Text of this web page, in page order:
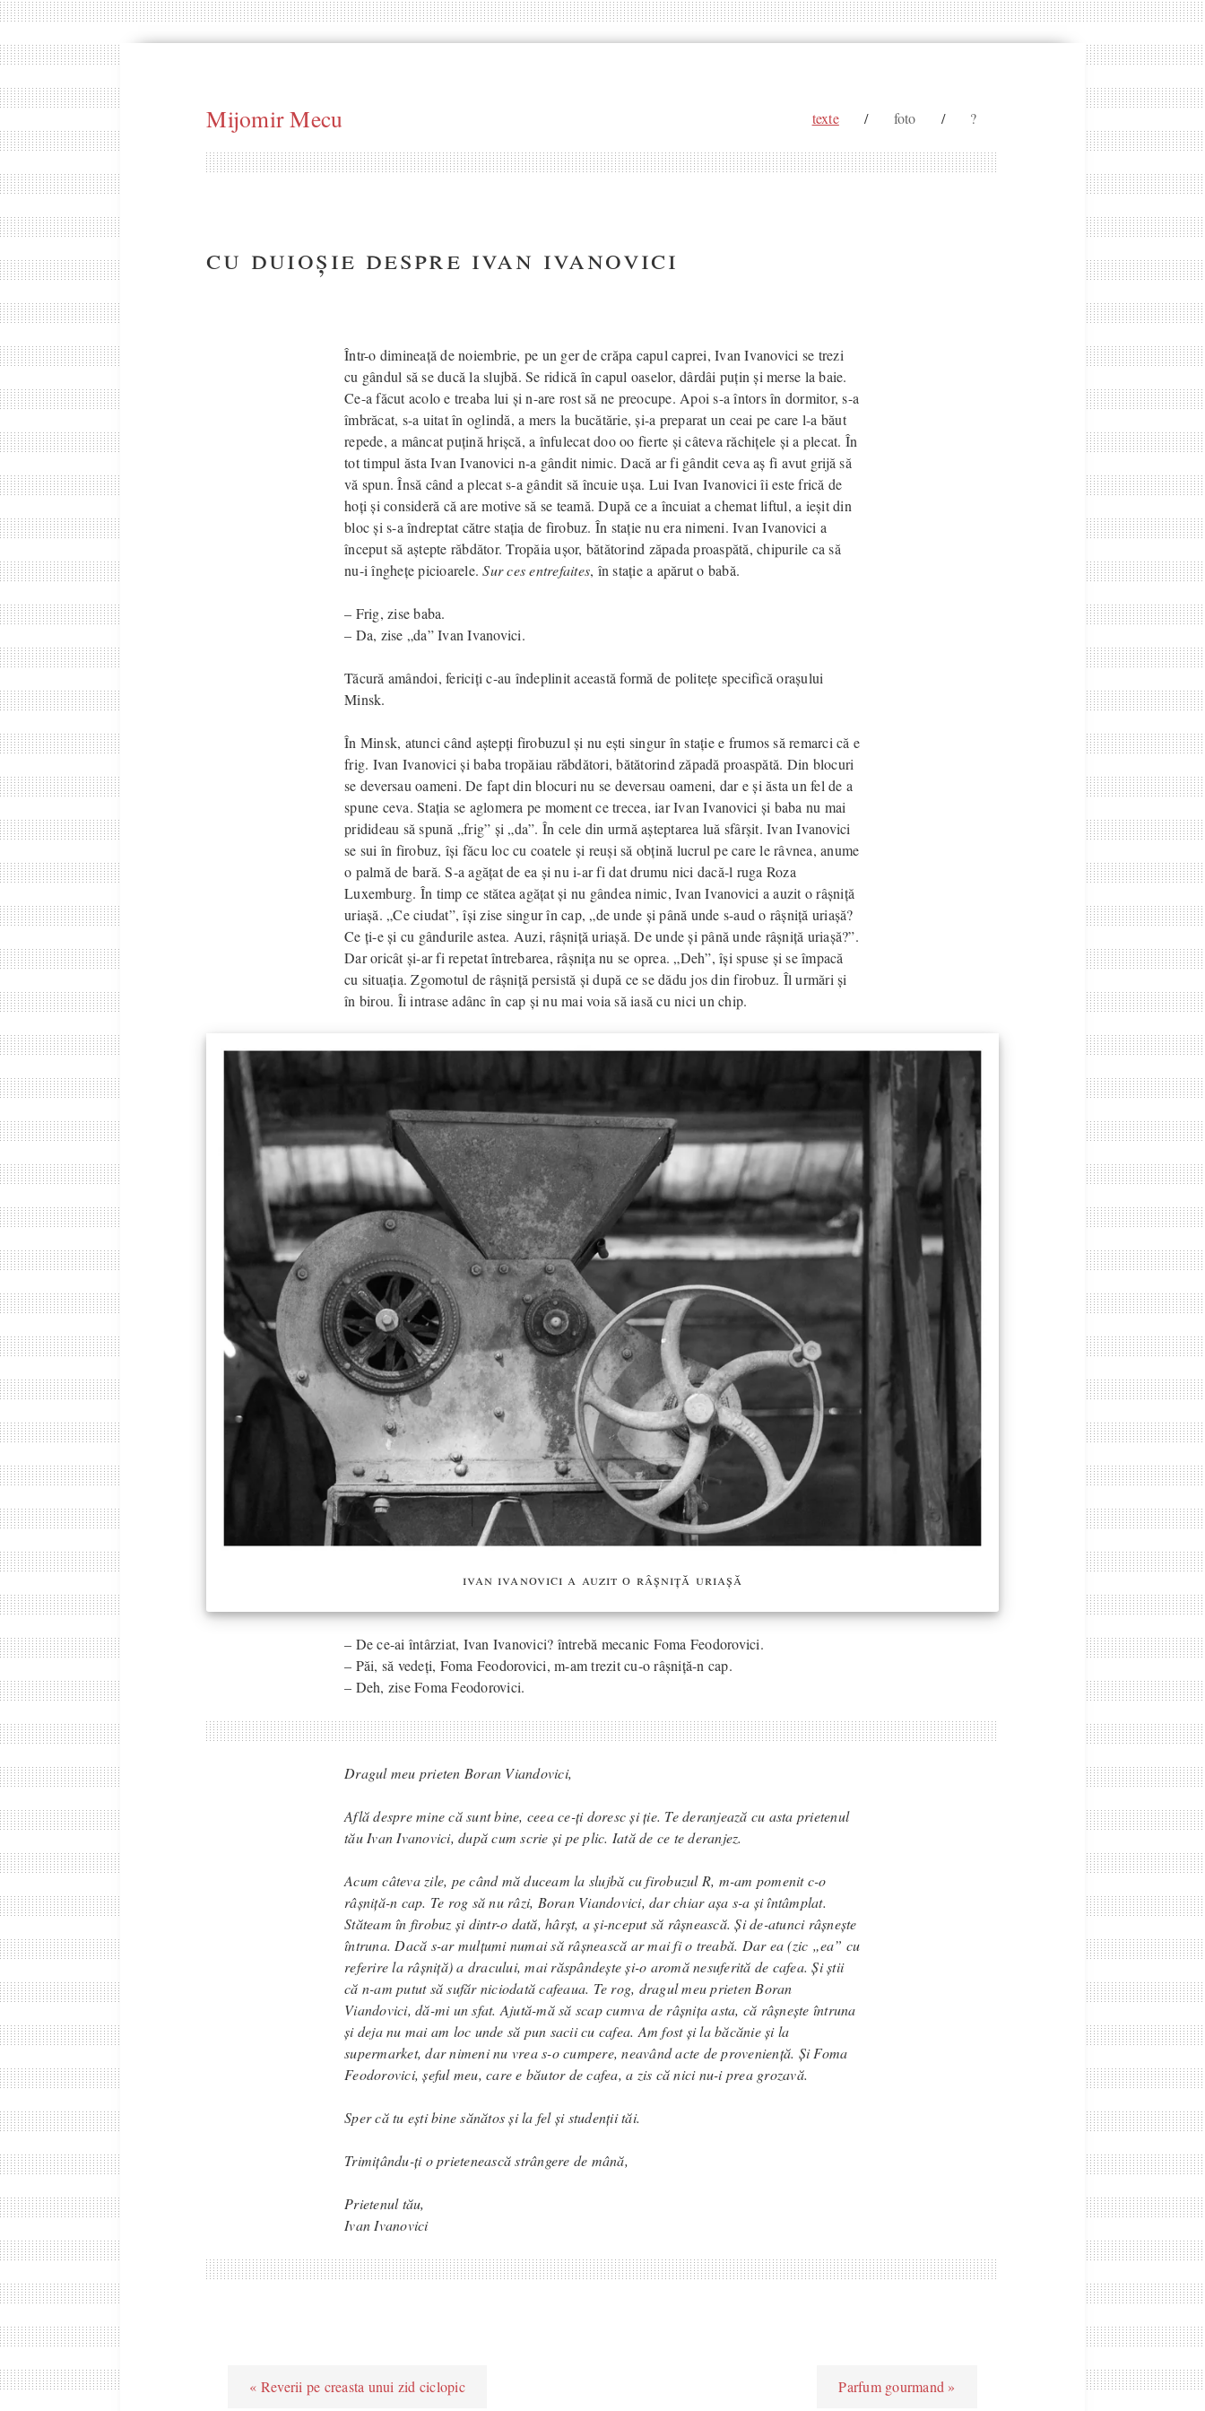
Mijomir Mecu texte / foto / ?
cu duioșie despre ivan ivanovici
Într-o dimineață de noiembrie, pe un ger de crăpa capul caprei, Ivan Ivanovici se trezi
cu gândul să se ducă la slujbă. Se ridică în capul oaselor, dârdâi puțin și merse la baie.
Ce-a făcut acolo e treaba lui și n-are rost să ne preocupe. Apoi s-a întors în dormitor, s-a
îmbrăcat, s-a uitat în oglindă, a mers la bucătărie, și-a preparat un ceai pe care l-a băut
repede, a mâncat puțină hrișcă, a înfulecat doo oo fierte și câteva răchițele și a plecat. În
tot timpul ăsta Ivan Ivanovici n-a gândit nimic. Dacă ar fi gândit ceva aș fi avut grijă să
vă spun. Însă când a plecat s-a gândit să încuie ușa. Lui Ivan Ivanovici îi este frică de
hoți și consideră că are motive să se teamă. După ce a încuiat a chemat liftul, a ieșit din
bloc și s-a îndreptat către stația de firobuz. În stație nu era nimeni. Ivan Ivanovici a
început să aștepte răbdător. Tropăia ușor, bătătorind zăpada proaspătă, chipurile ca să
nu-i înghețe picioarele.Sur ces entrefaites, în stație a apărut o babă.
– Frig, zise baba.
– Da, zise „da” Ivan Ivanovici.
Tăcură amândoi, fericiți c-au îndeplinit această formă de politețe specifică orașului
Minsk.
În Minsk, atunci când aștepți firobuzul și nu ești singur în stație e frumos să remarci că e
frig. Ivan Ivanovici și baba tropăiau răbdători, bătătorind zăpadă proaspătă. Din blocuri
se deversau oameni. De fapt din blocuri nu se deversau oameni, dar e și ăsta un fel de a
spune ceva. Stația se aglomera pe moment ce trecea, iar Ivan Ivanovici și baba nu mai
pridideau să spună „frig” și „da”. În cele din urmă așteptarea luă sfârșit. Ivan Ivanovici
se sui în firobuz, își făcu loc cu coatele și reuși să obțină lucrul pe care le râvnea, anume
o palmă de bară. S-a agățat de ea și nu i-ar fi dat drumu nici dacă-l ruga Roza
Luxemburg. În timp ce stătea agățat și nu gândea nimic, Ivan Ivanovici a auzit o râșniță
uriașă. „Ce ciudat”, își zise singur în cap, „de unde și până unde s-aud o râșniță uriașă?
Ce ți-e și cu gândurile astea. Auzi, râșniță uriașă. De unde și până unde râșniță uriașă?”.
Dar oricât și-ar fi repetat întrebarea, râșnița nu se oprea. „Deh”, își spuse și se împacă
cu situația. Zgomotul de râșniță persistă și după ce se dădu jos din firobuz. Îl urmări și
în birou. Îi intrase adânc în cap și nu mai voia să iasă cu nici un chip.
ivan ivanovici a auzit o râșniță uriașă
– De ce-ai întârziat, Ivan Ivanovici? întrebă mecanic Foma Feodorovici.
– Păi, să vedeți, Foma Feodorovici, m-am trezit cu-o râșniță-n cap.
– Deh, zise Foma Feodorovici.
Dragul meu prieten Boran Viandovici,
Află despre mine că sunt bine, ceea ce-ți doresc și ție. Te deranjează cu asta prietenul
tău Ivan Ivanovici, după cum scrie și pe plic. Iată de ce te deranjez.
Acum câteva zile, pe când mă duceam la slujbă cu firobuzul R, m-am pomenit c-o
râșniță-n cap. Te rog să nu râzi, Boran Viandovici, dar chiar așa s-a și întâmplat.
Stăteam în firobuz și dintr-o dată, hârșt, a și-nceput să râșnească. Și de-atunci râșnește
întruna. Dacă s-ar mulțumi numai să râșnească ar mai fi o treabă. Dar ea (zic „ea” cu
referire la râșniță) a dracului, mai răspândește și-o aromă nesuferită de cafea. Și știi
că n-am putut să sufăr niciodată cafeaua. Te rog, dragul meu prieten Boran
Viandovici, dă-mi un sfat. Ajută-mă să scap cumva de râșnița asta, că râșnește întruna
și deja nu mai am loc unde să pun sacii cu cafea. Am fost și la băcănie și la
supermarket, dar nimeni nu vrea s-o cumpere, neavând acte de proveniență. Și Foma
Feodorovici, șeful meu, care e băutor de cafea, a zis că nici nu-i prea grozavă.
Sper că tu ești bine sănătos și la fel și studenții tăi.
Trimițându-ți o prietenească strângere de mână,
Prietenul tău,
Ivan Ivanovici
Parfum gourmand »
« Reverii pe creasta unui zid ciclopic